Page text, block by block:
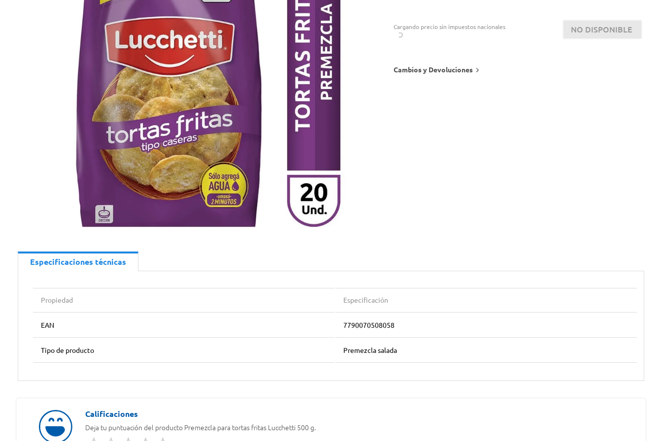
Cargando precio sin impuestos nacionales NO DISPONIBLE
Cambios y Devoluciones
Especificaciones técnicas
Propiedad Especificación
EAN 7790070508058
Tipo de producto Premezcla salada
Deja tu puntuación del producto Premezcla para tortas fritas Lucchetti 500 g.